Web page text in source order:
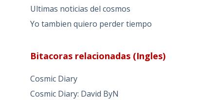
Ultimas noticias del cosmos
Yo tambien quiero perder tiempo
Bitacoras relacionadas (Ingles)
Cosmic Diary
Cosmic Diary: David ByN